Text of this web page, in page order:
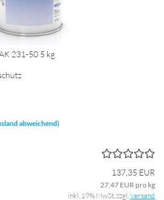
231-50 5 kg
abweichend)
137,35 EUR
27,47 EUR pro kg
inkl. 19% MwSt. zzgl.Versand